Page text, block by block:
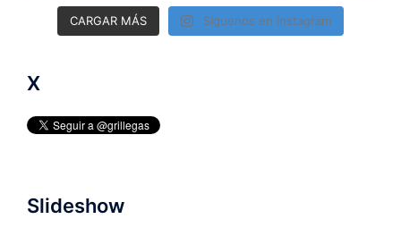
CARGAR MÁS Síguenos en Instagram
X
Slideshow